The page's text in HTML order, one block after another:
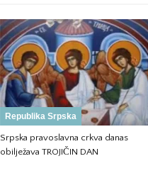
Republika Srpska
Srpska pravoslavna crkva danas
obilježava TROJIČIN DAN